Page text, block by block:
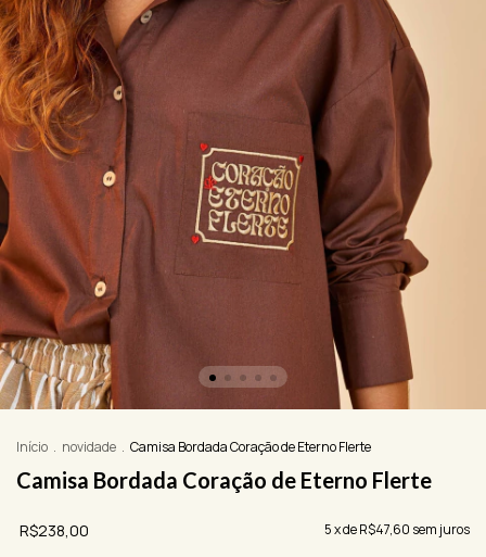
Início . novidade . Camisa Bordada Coração de Eterno Flerte
Camisa Bordada Coração de Eterno Flerte
R$238,00 5x deR$47,60 sem juros